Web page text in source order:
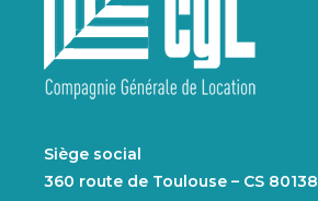
Siège social
360 route de Toulouse – CS 80138